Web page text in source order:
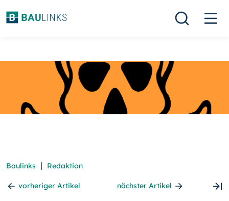
Baulinks | Redaktion
vorheriger Artikel nächster Artikel